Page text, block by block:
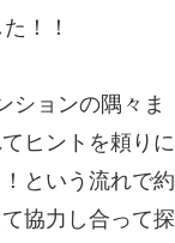
！！
ションの隅々ま
ヒントを頼りに
という流れで約
協力し合って探